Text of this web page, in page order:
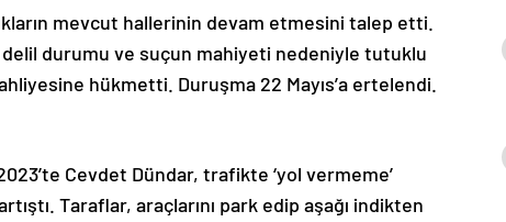
mevcut hallerinin devam etmesini talep etti.
delil durumu ve suçun mahiyeti nedeniyle tutuklu
hükmetti. Duruşma 22 Mayıs’a ertelendi.
Cevdet Dündar, trafikte ‘yol vermeme’
Taraflar, araçlarını park edip aşağı indikten